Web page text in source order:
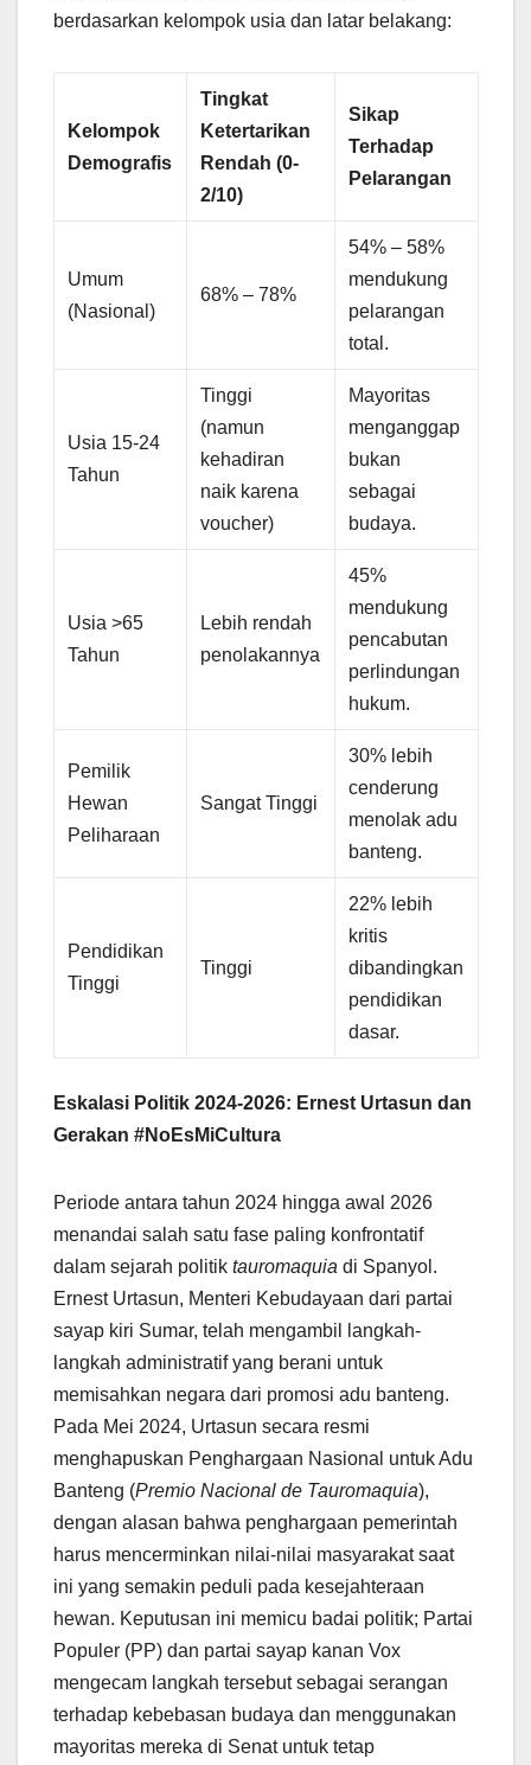
berdasarkan kelompok usia dan latar belakang:
Kelompok
Demografis
Tingkat
Ketertarikan
Rendah (0-
2/10)
Sikap
Terhadap
Pelarangan
Umum
(Nasional)
68% – 78%
54% – 58%
mendukung
pelarangan
total.
Usia 15-24
Tahun
Tinggi
(namun
kehadiran
naik karena
voucher)
Mayoritas
menganggap
bukan
sebagai
budaya.
Usia >65
Tahun
Lebih rendah
penolakannya
45%
mendukung
pencabutan
perlindungan
hukum.
Pemilik
Hewan
Peliharaan
Sangat Tinggi
30% lebih
cenderung
menolak adu
banteng.
Pendidikan
Tinggi
Tinggi
22% lebih
kritis
dibandingkan
pendidikan
dasar.
Eskalasi Politik 2024-2026: Ernest Urtasun dan
Gerakan #NoEsMiCultura
Periode antara tahun 2024 hingga awal 2026
menandai salah satu fase paling konfrontatif
dalam sejarah politik tauromaquia di Spanyol.
Ernest Urtasun, Menteri Kebudayaan dari partai
sayap kiri Sumar, telah mengambil langkah-
langkah administratif yang berani untuk
memisahkan negara dari promosi adu banteng.
Pada Mei 2024, Urtasun secara resmi
menghapuskan Penghargaan Nasional untuk Adu
Banteng (Premio Nacional de Tauromaquia),
dengan alasan bahwa penghargaan pemerintah
harus mencerminkan nilai-nilai masyarakat saat
ini yang semakin peduli pada kesejahteraan
hewan. Keputusan ini memicu badai politik; Partai
Populer (PP) dan partai sayap kanan Vox
mengecam langkah tersebut sebagai serangan
terhadap kebebasan budaya dan menggunakan
mayoritas mereka di Senat untuk tetap